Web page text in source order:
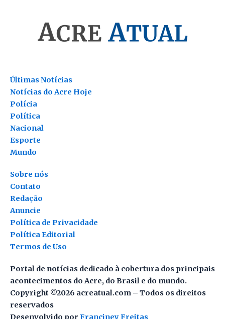
Últimas Notícias
Notícias do Acre Hoje
Polícia
Política
Nacional
Esporte
Mundo
Contato
Redação
Anuncie
Política de Privacidade
Política Editorial
Termos de Uso
Sobre nós
Portal de notícias dedicado à cobertura dos principais
acontecimentos do Acre, do Brasil e do mundo.
Copyright ©2026 acreatual.com – Todos os direitos
reservados
Desenvolvido por Franciney Freitas